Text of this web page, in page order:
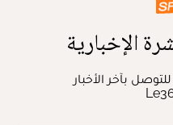
الإخبارية
بآخر الأخبار